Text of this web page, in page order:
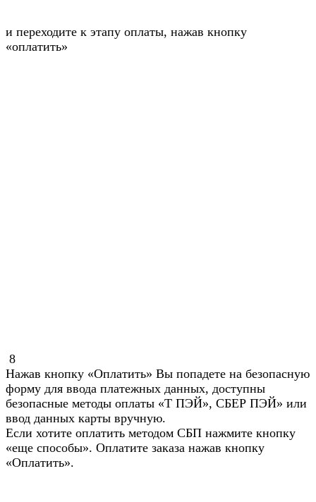
и переходите к этапу оплаты, нажав кнопку
«оплатить»
8
Нажав кнопку «Оплатить» Вы попадете на безопасную
форму для ввода платежных данных, доступны
безопасные методы оплаты «Т ПЭЙ», СБЕР ПЭЙ» или
ввод данных карты вручную.
Если хотите оплатить методом СБП нажмите кнопку
«еще способы». Оплатите заказа нажав кнопку
«Оплатить».